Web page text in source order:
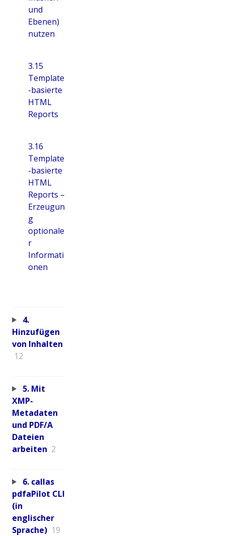
und
Ebenen)
nutzen
3.15
Template
-basierte
HTML
Reports
3.16
Template
-basierte
HTML
Reports –
Erzeugun
g
optionale
r
Informati
onen
4.
Hinzufügen
von Inhalten
12
5. Mit
XMP-
Metadaten
und PDF/A
Dateien
arbeiten 2
6. callas
pdfaPilot CLI
(in
englischer
Sprache) 19